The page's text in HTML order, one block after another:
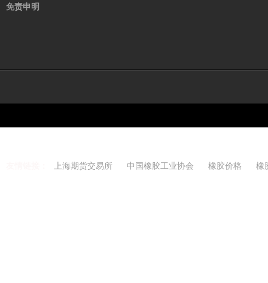
免责申明
上海期货交易所 中国橡胶工业协会 橡胶价格 橡